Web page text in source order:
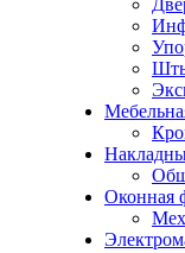
Оконная